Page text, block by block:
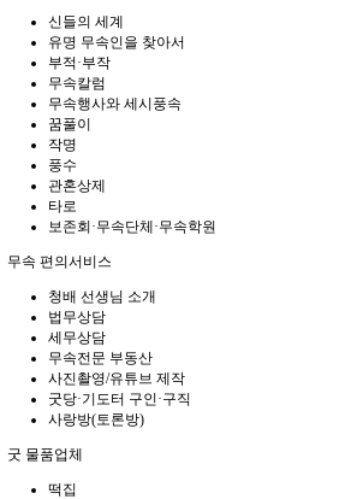
신들의 세계
유명 무속인을 찾아서
부적·부작
무속칼럼
무속행사와 세시풍속
꿈풀이
작명
풍수
관혼상제
타로
보존회·무속단체·무속학원
무속 편의서비스
청배 선생님 소개
법무상담
세무상담
무속전문 부동산
사진촬영/유튜브 제작
굿당·기도터 구인·구직
사랑방(토론방)
굿 물품업체
떡집